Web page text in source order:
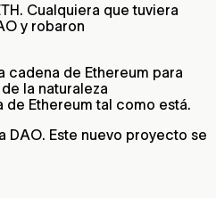
Cualquiera que tuviera
y robaron
cadena de Ethereum para
la naturaleza
Ethereum tal como está.
DAO. Este nuevo proyecto se